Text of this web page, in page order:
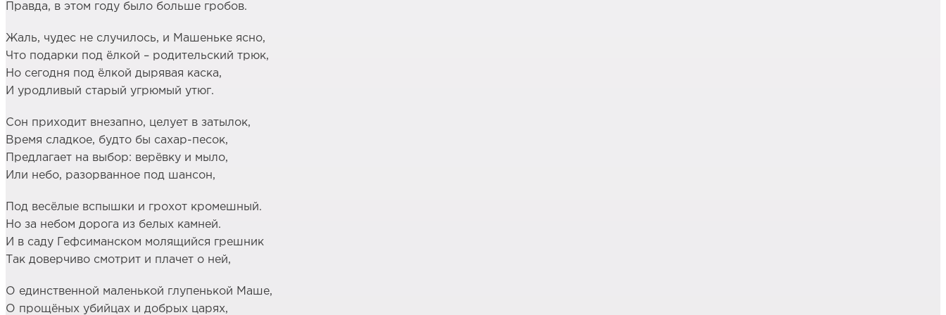
Правда, в этом году было больше гробов.
Жаль, чудес не случилось, и Машеньке ясно,
Что подарки под ёлкой – родительский трюк,
Но сегодня под ёлкой дырявая каска,
И уродливый старый угрюмый утюг.
Сон приходит внезапно, целует в затылок,
Время сладкое, будто бы сахар-песок,
Предлагает на выбор: верёвку и мыло,
Или небо, разорванное под шансон,
Под весёлые вспышки и грохот кромешный.
Но за небом дорога из белых камней.
И в саду Гефсиманском молящийся грешник
Так доверчиво смотрит и плачет о ней,
О единственной маленькой глупенькой Маше,
О прощёных убийцах и добрых царях,